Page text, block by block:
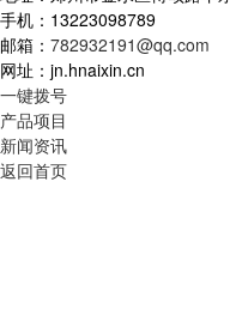
手机：13223098789
邮箱： 782932191@qq.com
网址：jn.hnaixin.cn
一键拨号
产品项目
新闻资讯
返回首页